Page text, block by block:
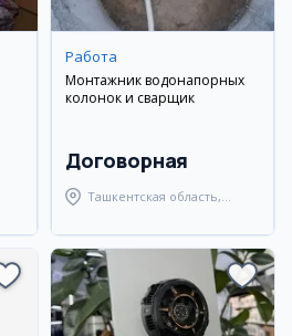
Работа
Монтажник водонапорных
колонок и сварщик
Договорная
Ташкентская область,